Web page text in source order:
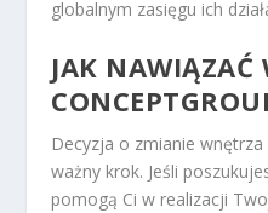
globalnym zasięgu ich
JAK NAWIĄZAĆ
Decyzja o zmianie
ważny krok. Jeśli
pomogą Ci w realizacji